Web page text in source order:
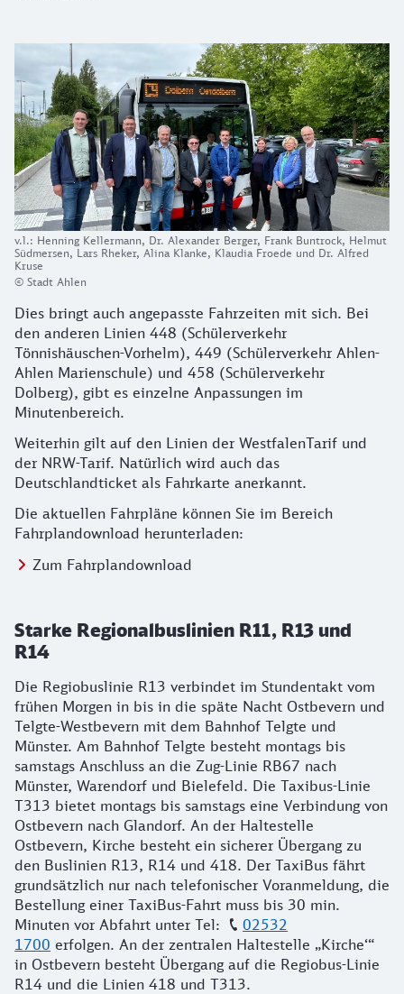
v.l.: Henning Kellermann, Dr. Alexander Berger, Frank Buntrock, Helmut
Südmersen, Lars Rheker, Alina Klanke, Klaudia Froede und Dr. Alfred
Kruse
© Stadt Ahlen
Dies bringt auch angepasste Fahrzeiten mit sich. Bei
den anderen Linien 448 (Schülerverkehr
Tönnishäuschen-Vorhelm), 449 (Schülerverkehr Ahlen-
Ahlen Marienschule) und 458 (Schülerverkehr
Dolberg), gibt es einzelne Anpassungen im
Minutenbereich.
Weiterhin gilt auf den Linien der WestfalenTarif und
der NRW-Tarif. Natürlich wird auch das
Deutschlandticket als Fahrkarte anerkannt.
Die aktuellen Fahrpläne können Sie im Bereich
Fahrplandownload herunterladen:
Zum Fahrplandownload
Starke Regionalbuslinien R11, R13 und
R14
Die Regiobuslinie R13 verbindet im Stundentakt vom
frühen Morgen in bis in die späte Nacht Ostbevern und
Telgte-Westbevern mit dem Bahnhof Telgte und
Münster. Am Bahnhof Telgte besteht montags bis
samstags Anschluss an die Zug-Linie RB67 nach
Münster, Warendorf und Bielefeld. Die Taxibus-Linie
T313 bietet montags bis samstags eine Verbindung von
Ostbevern nach Glandorf. An der Haltestelle
Ostbevern, Kirche besteht ein sicherer Übergang zu
den Buslinien R13, R14 und 418. Der TaxiBus fährt
grundsätzlich nur nach telefonischer Voranmeldung, die
Bestellung einer TaxiBus-Fahrt muss bis 30 min.
Minuten vor Abfahrt unter Tel:
02532
1700 erfolgen. An der zentralen Haltestelle „Kirche‘“
in Ostbevern besteht Übergang auf die Regiobus-Linie
R14 und die Linien 418 und T313.